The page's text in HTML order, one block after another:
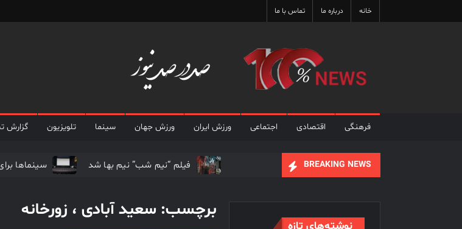
خانه درباره ما تماس با ما
خبری
درصد
نیوز
فرهنگی اقتصادی اجتماعی ورزش ایران ورزش جهان سینما تلویزیون گزارش
BREAKING NEWS سینماها
فیلم “نیم شب” نیم بها شد
سهم سینما از هر
فیلم های نوروزی به توفیق دست پیدا نکردند
برچسب: سعید آبادی ، زورخانه